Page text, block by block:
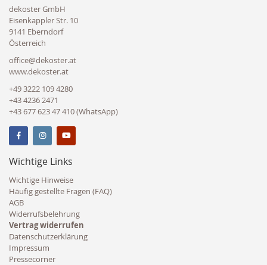
dekoster GmbH
Eisenkappler Str. 10
9141 Eberndorf
Österreich
office@dekoster.at
www.dekoster.at
+49 3222 109 4280
+43 4236 2471
+43 677 623 47 410 (WhatsApp)
Wichtige Links
Wichtige Hinweise
Häufig gestellte Fragen (FAQ)
AGB
Widerrufsbelehrung
Vertrag widerrufen
Datenschutzerklärung
Impressum
Pressecorner